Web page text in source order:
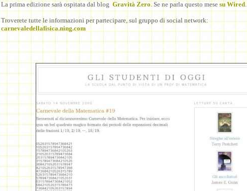
La prima edizione sarà ospitata dal blog Gravità Zero. Se ne parla questo mese su Wired.
Troverete tutte le informazioni per partecipare, sul gruppo di social network:
carnevaledellafisica.ning.com